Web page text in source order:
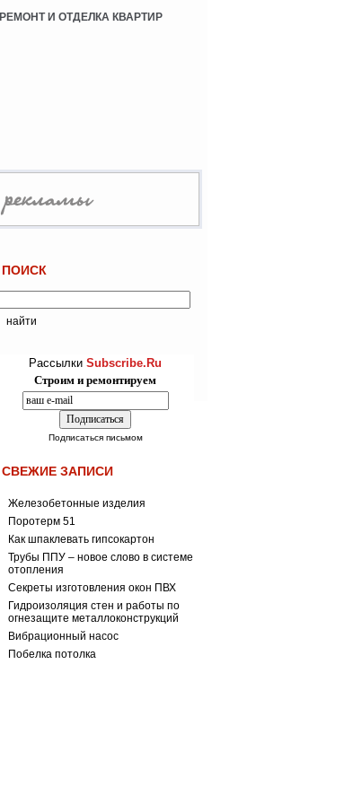
РЕМОНТ И ОТДЕЛКА КВАРТИР
ПОИСК
Рассылки Subscribe.Ru
Строим и ремонтируем
Подписаться письмом
СВЕЖИЕ ЗАПИСИ
Железобетонные изделия
Поротерм 51
Как шпаклевать гипсокартон
Трубы ППУ – новое слово в системе
отопления
Секреты изготовления окон ПВХ
Гидроизоляция стен и работы по
огнезащите металлоконструкций
Вибрационный насос
Побелка потолка